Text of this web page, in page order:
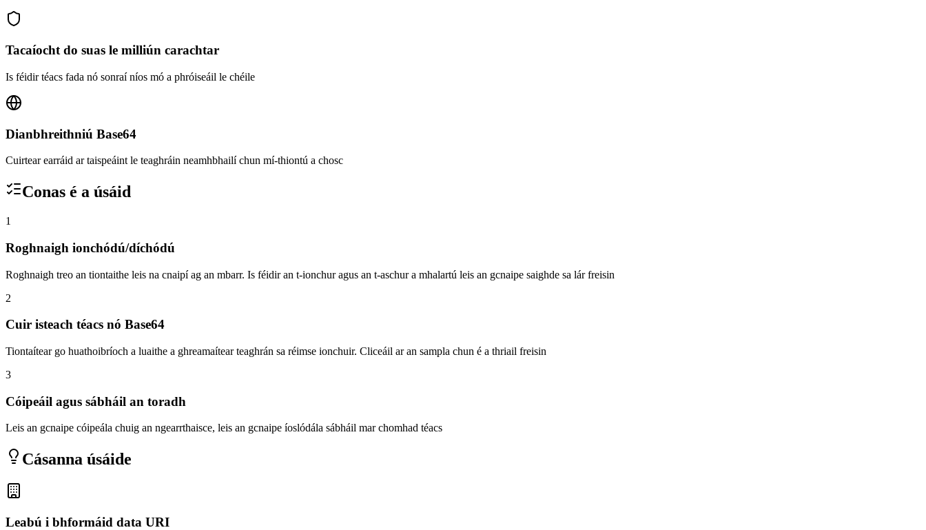
Tacaíocht do suas le milliún carachtar
Is féidir téacs fada nó sonraí níos mó a phróiseáil le chéile
Dianbhreithniú Base64
Cuirtear earráid ar taispeáint le teaghráin neamhbhailí chun mí-thiontú a chosc
Conas é a úsáid
1
Roghnaigh ionchódú/díchódú
Roghnaigh treo an tiontaithe leis na cnaipí ag an mbarr. Is féidir an t-ionchur agus an t-aschur a mhalartú leis an gcnaipe saighde sa lár freisin
2
Cuir isteach téacs nó Base64
Tiontaítear go huathoibríoch a luaithe a ghreamaítear teaghrán sa réimse ionchuir. Cliceáil ar an sampla chun é a thriail freisin
3
Cóipeáil agus sábháil an toradh
Leis an gcnaipe cóipeála chuig an ngearrthaisce, leis an gcnaipe íoslódála sábháil mar chomhad téacs
Cásanna úsáide
Leabú i bhformáid data URI